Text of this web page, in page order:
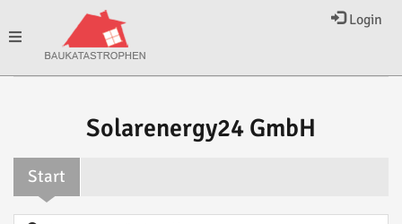
Login
Toggle
Solarenergy24 GmbH
Start